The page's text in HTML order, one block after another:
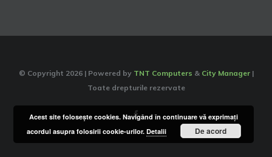
© Copyright 2026 | Powered by TNT Computers & City Manager|
Toate drepturile rezervate
Facebook
Acest site foloseşte cookies. Navigând în continuare vă exprimaţi
acordul asupra folosirii cookie-urilor. Detalii De acord